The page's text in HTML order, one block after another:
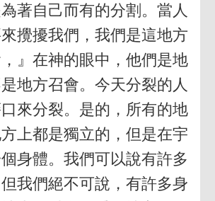
著自己而有的分割。當人
攪擾我們，我們是這地方
』在神的眼中，他們是地
地方召會。今天分裂的人
來分裂。是的，所有的地
上都是獨立的，但是在宇
身體。我們可以說有許多
我們絕不可說，有許多身